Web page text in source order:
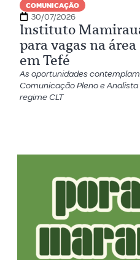
COMUNICAÇÃO
30/07/2026
Instituto
para vagas na
em Tefé
As oportunidades
Comunicação Pleno e
regime CLT